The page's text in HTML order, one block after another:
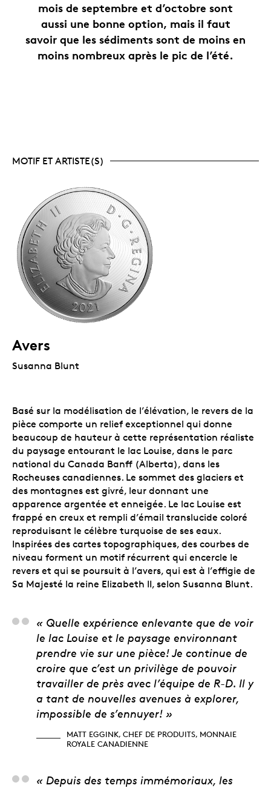
mois de septembre et d’octobre sont
aussi une bonne option, mais il faut
savoir que les sédiments sont de moins en
moins nombreux après le pic de l’été.
MOTIF ET ARTISTE(S)
Avers
Susanna Blunt
Basé sur la modélisation de l’élévation, le revers de la
pièce comporte un relief exceptionnel qui donne
beaucoup de hauteur à cette représentation réaliste
du paysage entourant le lac Louise, dans le parc
national du Canada Banff (Alberta), dans les
Rocheuses canadiennes. Le sommet des glaciers et
des montagnes est givré, leur donnant une
apparence argentée et enneigée. Le lac Louise est
frappé en creux et rempli d’émail translucide coloré
reproduisant le célèbre turquoise de ses eaux.
Inspirées des cartes topographiques, des courbes de
niveau forment un motif récurrent qui encercle le
revers et qui se poursuit à l’avers, qui est à l’effigie de
Sa Majesté la reine Elizabeth II, selon Susanna Blunt.
Matt Eggink, chef de
« Quelle expérience enlevante que de voir
le lac Louise et le paysage environnant
prendre vie sur une pièce! Je continue de
croire que c’est un privilège de pouvoir
travailler de près avec l’équipe de R-D. Il y
a tant de nouvelles avenues à explorer,
impossible de s’ennuyer! »
MATT EGGINK, CHEF DE PRODUITS, MONNAIE
ROYALE CANADIENNE
« Depuis des temps immémoriaux, les